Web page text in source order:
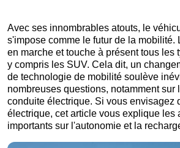
Avec ses innombrables atouts, le
s'impose comme le futur de la mobilité.
en marche et touche à présent tous les
y compris les SUV. Cela dit, un
de technologie de mobilité soulève
nombreuses questions, notamment sur
conduite électrique. Si vous envisagez
électrique, cet article vous explique les
importants sur l'autonomie et la